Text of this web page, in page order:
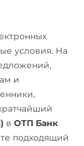
(ONT)
(OP)
(USDP)
Unionpay CNY
UZCARD UZS
банк
EUR
UAH
CNY
THB
BYN
CAD
условия. На
и
в ОТП Банк
подходящий